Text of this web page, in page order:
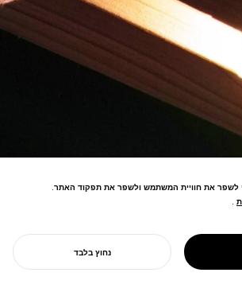
באמצעות עיבוד מינימלי המגביר את ערך
העץ. זוכה פרס זהב DFA Design Award.
לשפר את חוויית המשתמש ולשפר את תפקוד האתר.
.
נחוץ בלבד